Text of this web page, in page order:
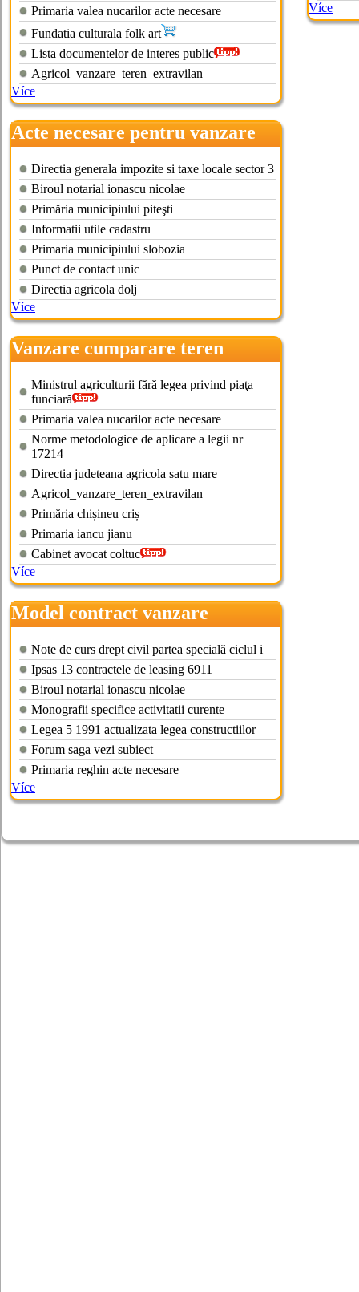
Primaria valea nucarilor acte necesare
Fundatia culturala folk art
Lista documentelor de interes public
Agricol_vanzare_teren_extravilan
Více
Acte necesare pentru vanzare
cumparare teren
Directia generala impozite si taxe locale sector 3
Biroul notarial ionascu nicolae
Primăria municipiului piteşti
Informatii utile cadastru
Primaria municipiului slobozia
Punct de contact unic
Directia agricola dolj
Více
Vanzare cumparare teren
extravilan
Ministrul agriculturii fără legea privind piaţa
funciară
Primaria valea nucarilor acte necesare
Norme metodologice de aplicare a legii nr
17214
Directia judeteana agricola satu mare
Agricol_vanzare_teren_extravilan
Primăria chișineu criș
Primaria iancu jianu
Cabinet avocat coltuc
Více
Model contract vanzare
cumparare utilaje agricole
Note de curs drept civil partea specială ciclul i
Ipsas 13 contractele de leasing 6911
Biroul notarial ionascu nicolae
Monografii specifice activitatii curente
Legea 5 1991 actualizata legea constructiilor
Forum saga vezi subiect
Primaria reghin acte necesare
Více
Více